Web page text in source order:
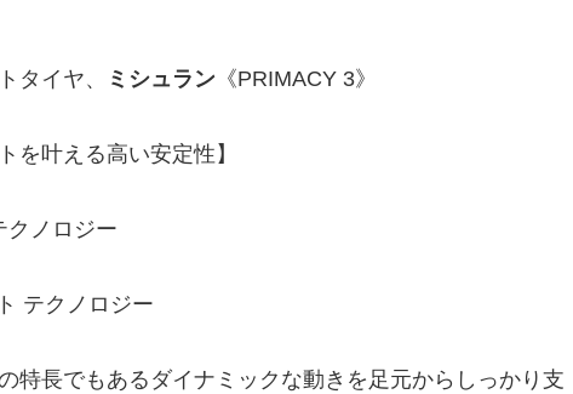
タイヤ、 ミシュラン 《PRIMACY 3》
を叶える高い安定性】
クノロジー
テクノロジー
特長でもあるダイナミックな動きを足元からしっかり支